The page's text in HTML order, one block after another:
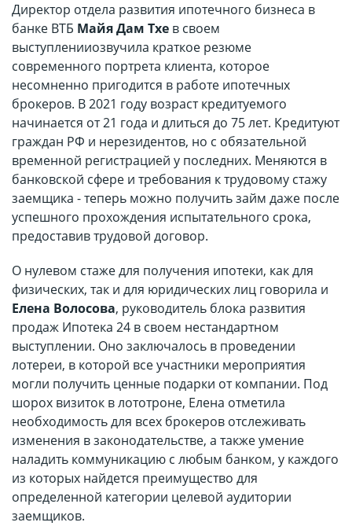
Директор отдела развития ипотечного бизнеса в
банке ВТБ Майя Дам Тхе в своем
выступленииозвучила краткое резюме
современного портрета клиента, которое
несомненно пригодится в работе ипотечных
брокеров. В 2021 году возраст кредитуемого
начинается от 21 года и длиться до 75 лет. Кредитуют
граждан РФ и нерезидентов, но с обязательной
временной регистрацией у последних. Меняются в
банковской сфере и требования к трудовому стажу
заемщика - теперь можно получить займ даже после
успешного прохождения испытательного срока,
предоставив трудовой договор.
О нулевом стаже для получения ипотеки, как для
физических, так и для юридических лиц говорила и
Елена Волосова, руководитель блока развития
продаж Ипотека 24 в своем нестандартном
выступлении. Оно заключалось в проведении
лотереи, в которой все участники мероприятия
могли получить ценные подарки от компании. Под
шорох визиток в лототроне, Елена отметила
необходимость для всех брокеров отслеживать
изменения в законодательстве, а также умение
наладить коммуникацию с любым банком, у каждого
из которых найдется преимущество для
определенной категории целевой аудитории
заемщиков.